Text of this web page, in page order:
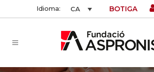
Idioma: CA BOTIGA